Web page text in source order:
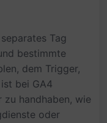
Tag
bestimmte
dem Trigger,
bei GA4
zu handhaben, wie
oder